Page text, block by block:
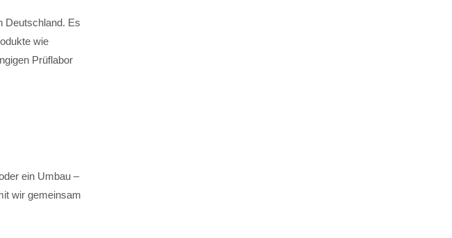
Deutschland. Es
wie
Prüflabor
ein Umbau –
wir gemeinsam